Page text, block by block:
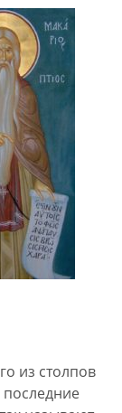
из столпов
последние